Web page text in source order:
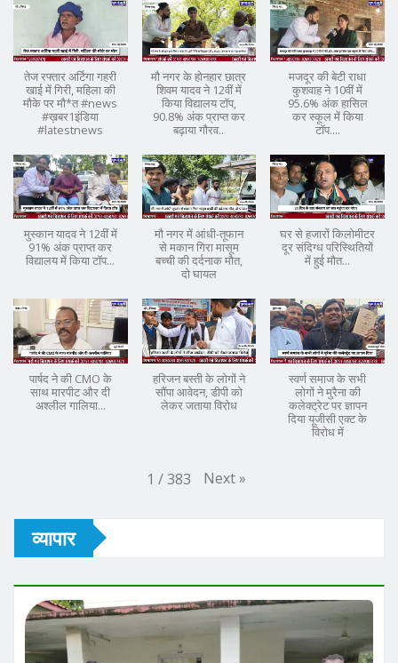
तेज रफ्तार अर्टिगा गहरी
खाई में गिरी, महिला की
मौके पर मौ*त #news
#ख़बर1इंडिया
#latestnews
मौ नगर के होनहार छात्र
शिवम यादव ने 12वीं में
किया विद्यालय टॉप,
90.8% अंक प्राप्त कर
बढ़ाया गौरव..
मजदूर की बेटी राधा
कुशवाह ने 10वीं में
95.6% अंक हासिल
कर स्कूल में किया
टॉप....
मुस्कान यादव ने 12वीं में
91% अंक प्राप्त कर
विद्यालय में किया टॉप...
मौ नगर में आंधी-तूफान
से मकान गिरा मासूम
बच्ची की दर्दनाक मौत,
दो घायल
घर से हजारों किलोमीटर
दूर संदिग्ध परिस्थितियों
में हुई मौत...
पार्षद ने की CMO के
साथ मारपीट और दी
अश्लील गालिया...
हरिजन बस्ती के लोगों ने
सौंपा आवेदन, डीपी को
लेकर जताया विरोध
स्वर्ण समाज के सभी
लोगों ने मुरैना की
कलेक्ट्रेट पर ज्ञापन
दिया यूजीसी एक्ट के
विरोध में
1 /383 Next»
व्यापार